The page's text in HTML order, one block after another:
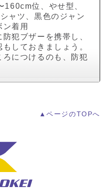
位、やせ型、
ャツ、黒色のジャン
着用
犯ブザーを携帯し、
しておきましょう。
につけるのも、防犯
▲ページのTOPへ